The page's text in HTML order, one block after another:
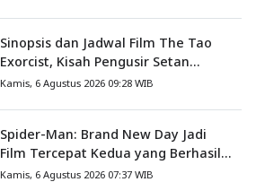
Sinopsis dan Jadwal Film The Tao
Exorcist, Kisah Pengusir Setan
Melawan Kutukan Mematikan
Kamis, 6 Agustus 2026 09:28 WIB
Spider-Man: Brand New Day Jadi
Film Tercepat Kedua yang Berhasil
Tembus US$1 Miliar
Kamis, 6 Agustus 2026 07:37 WIB